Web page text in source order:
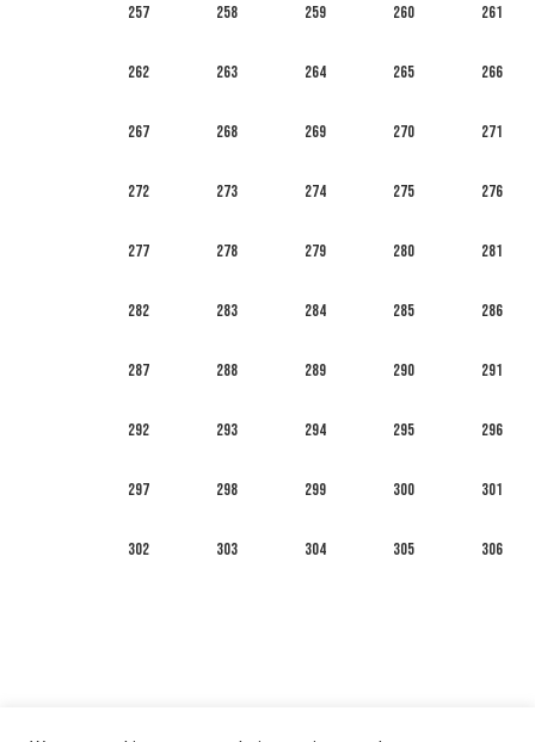
257 258 259 260 261
262 263 264 265 266
267 268 269 270 271
272 273 274 275 276
277 278 279 280 281
282 283 284 285 286
287 288 289 290 291
292 293 294 295 296
297 298 299 300 301
302 303 304 305 306